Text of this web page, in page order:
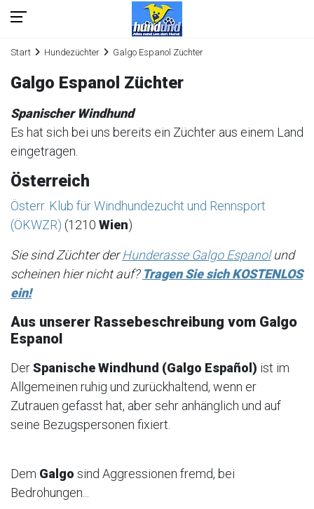
Start Hundezüchter Galgo Espanol Züchter
Galgo Espanol Züchter
Spanischer Windhund
Es hat sich bei uns bereits ein Züchter aus einem Land
eingetragen.
Österreich
Österr. Klub für Windhundezucht und Rennsport
(ÖKWZR) (1210 Wien)
Sie sind Züchter derHunderasse Galgo Espanolund
scheinen hier nicht auf? Tragen Sie sich KOSTENLOS
ein!
Aus unserer Rassebeschreibung vom Galgo
Espanol
DerSpanische Windhund (Galgo Español) ist im
Allgemeinen ruhig und zurückhaltend, wenn er
Zutrauen gefasst hat, aber sehr anhänglich und auf
seine Bezugspersonen fixiert.
Dem Galgo sind Aggressionen fremd, bei
Bedrohungen...